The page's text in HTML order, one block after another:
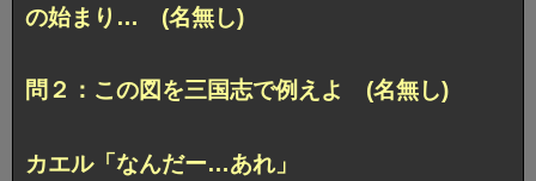
の始まり… (名無し)
問２：この図を三国志で例えよ (名無し)
カエル「なんだー…あれ」